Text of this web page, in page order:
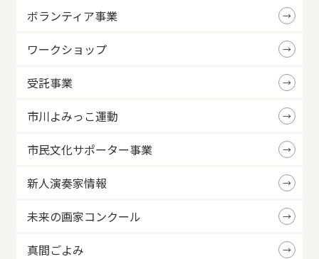
ボランティア事業
ワークショップ
受託事業
市川よみっこ運動
市民文化サポーター事業
新人演奏家情報
未来の画家コンクール
真間ごよみ